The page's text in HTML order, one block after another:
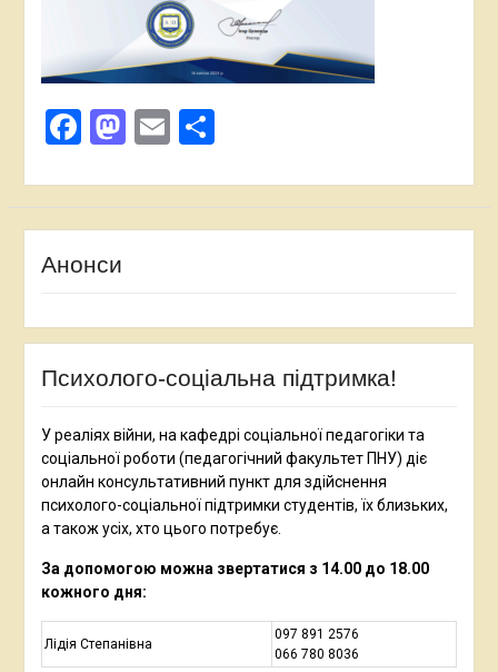
Facebook
Mastodon
EmailПоділитися
Анонси
Психолого-соціальна підтримка!
У реаліях війни, на кафедрі соціальної педагогіки та
соціальної роботи (педагогічний факультет ПНУ) діє
онлайн консультативний пункт для здійснення
психолого-соціальної підтримки студентів, їх близьких,
а також усіх, хто цього потребує.
За допомогою можна звертатися з 14.00 до 18.00
кожного дня:
Лідія Степанівна
097 891 2576
066 780 8036